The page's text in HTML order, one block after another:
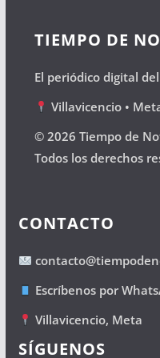
TIEMPO DE
El periódico digital
Villavicencio •
© 2026 Tiempo de
Todos los derechos
CONTACTO
Escríbenos por
Villavicencio, Meta
SÍGUENOS